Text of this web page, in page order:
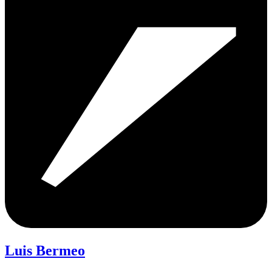
Luis Bermeo